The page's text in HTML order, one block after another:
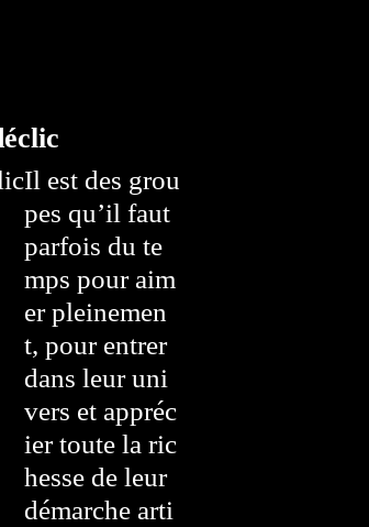
Il est des grou
pes qu’il faut
parfois du te
mps pour aim
er pleinemen
t, pour entrer
dans leur uni
vers et appréc
ier toute la ric
hesse de leur
démarche arti